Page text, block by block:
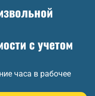
с учетом
часа в рабочее